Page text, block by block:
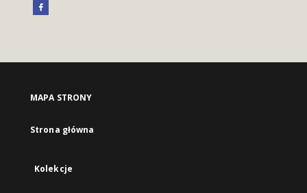
MAPA STRONY
Strona główna
Kolekcje